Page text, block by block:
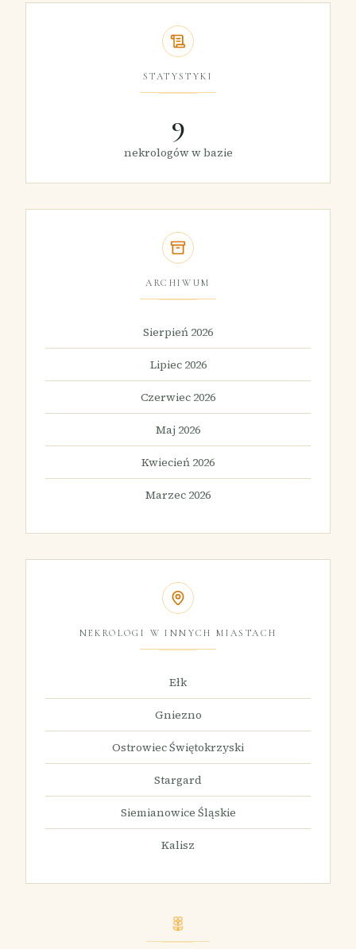
STATYSTYKI
9
nekrologów w bazie
ARCHIWUM
Sierpień 2026
Lipiec 2026
Czerwiec 2026
Maj 2026
Kwiecień 2026
Marzec 2026
NEKROLOGI W INNYCH MIASTACH
Ełk
Gniezno
Ostrowiec Świętokrzyski
Stargard
Siemianowice Śląskie
Kalisz